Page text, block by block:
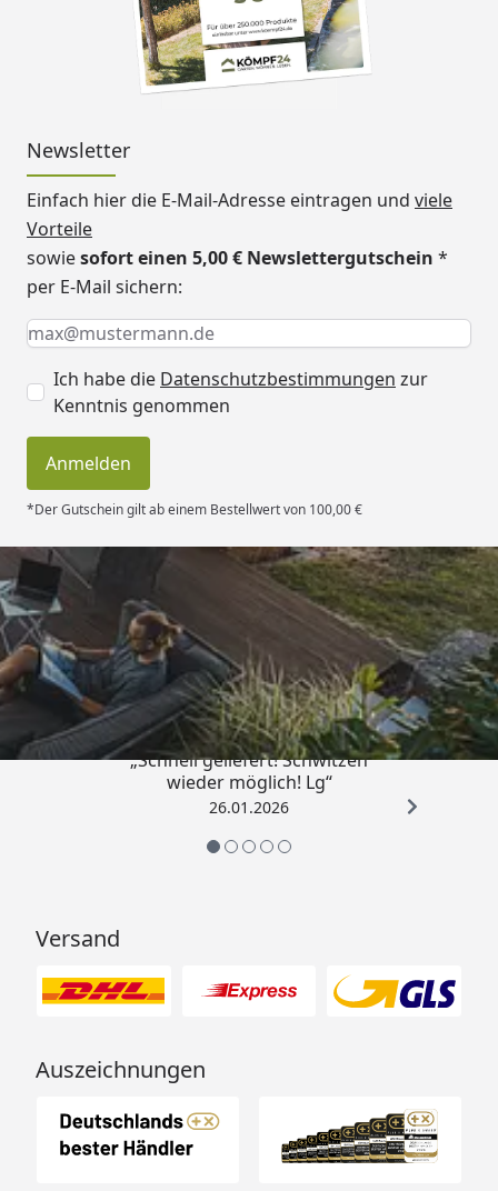
Newsletter
Einfach hier die E-Mail-Adresse eintragen und viele
Vorteile
sowiesofort einen 5,00 € Newslettergutschein *
per E-Mail sichern:
Keine Eingabe erforderlich
Eingabe erforderlich
E-Mail *
Ich habe die Datenschutzbestimmungen zur
Kenntnis genommen
Anmelden
*Der Gutschein gilt ab einem Bestellwert von 100,00 €
Trusted Shops
„Schnell geliefert! Schwitzen
wieder möglich! Lg“
26.01.2026
Versand
Auszeichnungen